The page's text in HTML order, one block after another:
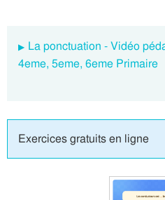
La ponctuation - Vidéo
4eme, 5eme, 6eme Primaire
Exercices gratuits en ligne